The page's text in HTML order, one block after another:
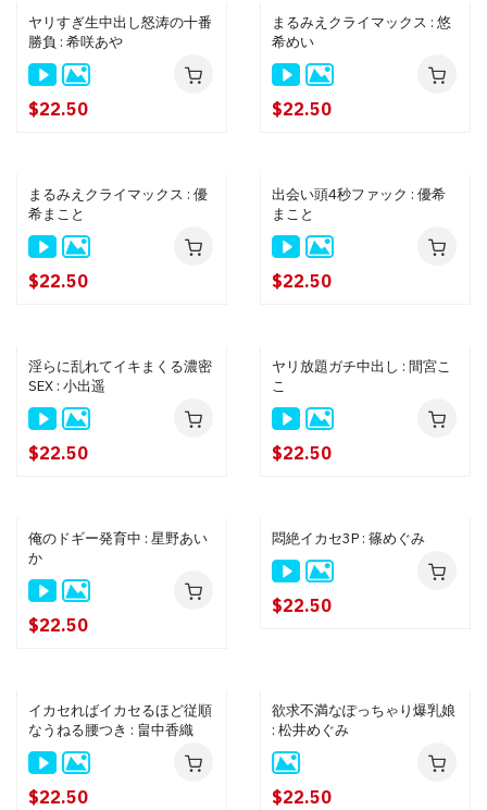
ヤリすぎ生中出し怒涛の十番
勝負 : 希咲あや
$22.50
まるみえクライマックス : 悠
希めい
$22.50
まるみえクライマックス : 優
希まこと
$22.50
出会い頭4秒ファック : 優希
まこと
$22.50
淫らに乱れてイキまくる濃密
SEX : 小出遥
$22.50
ヤリ放題ガチ中出し : 間宮こ
こ
$22.50
俺のドギー発育中 : 星野あい
か
$22.50
悶絶イカセ3P : 篠めぐみ
$22.50
イカセればイカセるほど従順
なうねる腰つき : 畠中香織
$22.50
欲求不満なぽっちゃり爆乳娘
: 松井めぐみ
$22.50